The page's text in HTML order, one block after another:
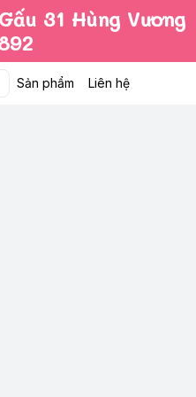
31 Hùng Vương
Sản phẩm Liên hệ